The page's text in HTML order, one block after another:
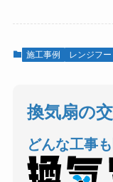
施工事例 レンジフー
換気扇の
どんな工事